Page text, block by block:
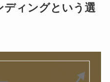
ディングという選